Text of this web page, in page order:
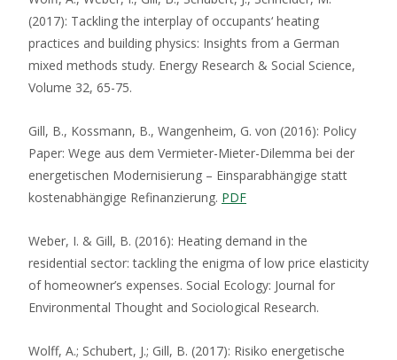
(2017): Tackling the interplay of occupants‘ heating
practices and building physics: Insights from a German
mixed methods study. Energy Research & Social Science,
Volume 32, 65-75.
Gill, B., Kossmann, B., Wangenheim, G. von (2016): Policy
Paper: Wege aus dem Vermieter-Mieter-Dilemma bei der
energetischen Modernisierung – Einsparabhängige statt
kostenabhängige Refinanzierung. PDF
Weber, I. & Gill, B. (2016): Heating demand in the
residential sector: tackling the enigma of low price elasticity
of homeowner’s expenses. Social Ecology: Journal for
Environmental Thought and Sociological Research.
Wolff, A.; Schubert, J.; Gill, B. (2017): Risiko energetische